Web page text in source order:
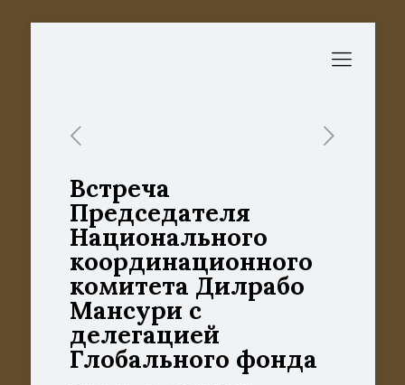
Встреча
Председателя
Национального
координационного
комитета Дилрабо
Мансури с
делегацией
Глобального фонда